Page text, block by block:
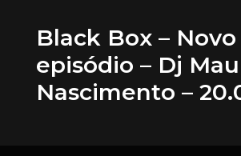
Black Box – Novo
episódio – Dj
Nascimento –